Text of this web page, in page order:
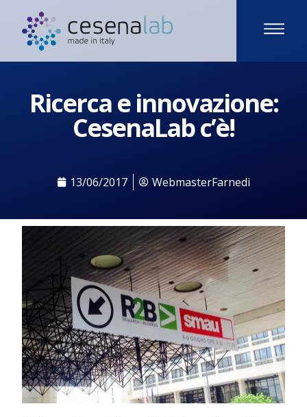
Ricerca e innovazione:
CesenaLab c’è!
13/06/2017 WebmasterFarnedi